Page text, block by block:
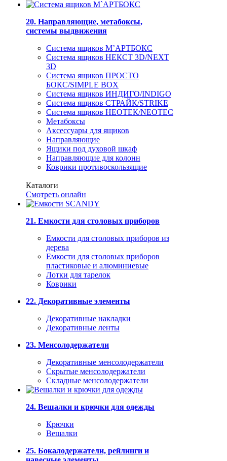
20. Направляющие, метабоксы,
системы выдвижения
Система ящиков М’АРТБОКС
Система ящиков НЕКСТ 3D/NEXT
3D
Система ящиков ПРОСТО
БОКС/SIMPLE BOX
Система ящиков ИНДИГО/INDIGO
Система ящиков СТРАЙК/STRIKE
Система ящиков НЕОТЕК/NEOTEC
Метабоксы
Аксессуары для ящиков
Направляющие
Ящики под духовой шкаф
Направляющие для колонн
Коврики противоскользящие
Каталоги
Смотреть онлайн
21. Емкости для столовых приборов
Емкости для столовых приборов из
дерева
Емкости для столовых приборов
пластиковые и алюминиевые
Лотки для тарелок
Коврики
22. Декоративные элементы
Декоративные накладки
Декоративные ленты
23. Менсолодержатели
Декоративные менсолодержатели
Скрытые менсолодержатели
Складные менсолодержатели
24. Вешалки и крючки для одежды
Крючки
Вешалки
25. Бокалодержатели, рейлинги и